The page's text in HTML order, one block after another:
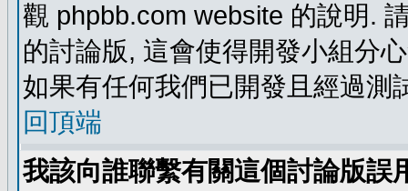
觀 phpbb.com website 的說明.
的討論版, 這會使得開發小組分
如果有任何我們已開發且經過測
回頂端
我該向誰聯繫有關這個討論版誤